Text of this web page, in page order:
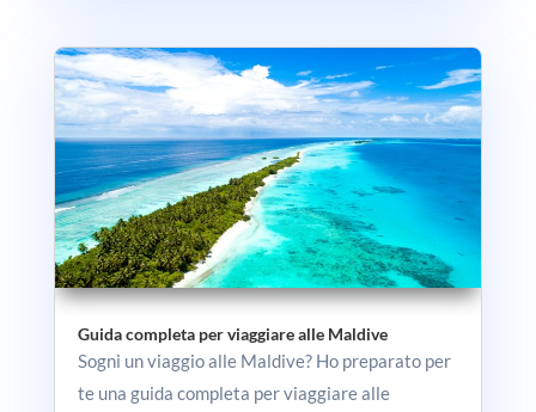
Guida completa per viaggiare alle Maldive
Sogni un viaggio alle Maldive? Ho preparato per
te una guida completa per viaggiare alle